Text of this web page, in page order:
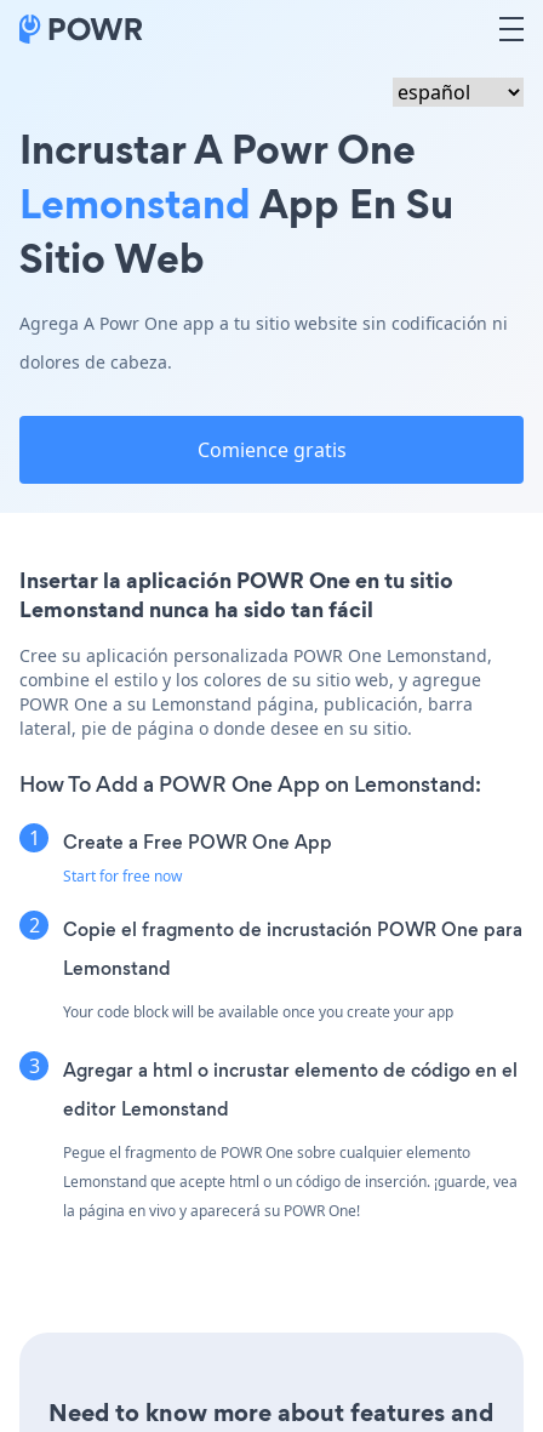
Incrustar A Powr One
LemonstandApp En Su
Sitio Web
Agrega A Powr One app a tu sitio website sin codificación ni
dolores de cabeza.
Comience gratis
Insertar la aplicación POWR One en tu sitio
Lemonstand nunca ha sido tan fácil
Cree su aplicación personalizada POWR One Lemonstand,
combine el estilo y los colores de su sitio web, y agregue
POWR One a su Lemonstand página, publicación, barra
lateral, pie de página o donde desee en su sitio.
How To Add a POWR One App on Lemonstand:
Create a Free POWR One App
Start for free now
Copie el fragmento de incrustación POWR One para
Lemonstand
Your code block will be available once you create your app
Agregar a html o incrustar elemento de código en el
editor Lemonstand
Pegue el fragmento de POWR One sobre cualquier elemento
Lemonstand que acepte html o un código de inserción. ¡guarde, vea
la página en vivo y aparecerá su POWR One!
Need to know more about features and